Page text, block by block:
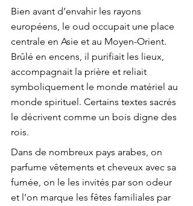
Bien avant d’envahir les rayons
européens, le oud occupait une place
centrale en Asie et au Moyen-Orient.
Brûlé en encens, il purifiait les lieux,
accompagnait la prière et reliait
symboliquement le monde matériel au
monde spirituel. Certains textes sacrés
le décrivent comme un bois digne des
rois.
Dans de nombreux pays arabes, on
parfume vêtements et cheveux avec sa
fumée, on le les invités par son odeur
et l’on marque les fêtes familiales par